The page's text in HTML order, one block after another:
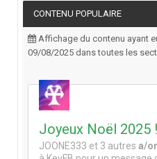
CONTENU POPULAIRE
Affichage du contenu ayant
09/08/2025 dans toutes les
Joyeux Noël 2025 !
JOONE333 et 3 autres a/